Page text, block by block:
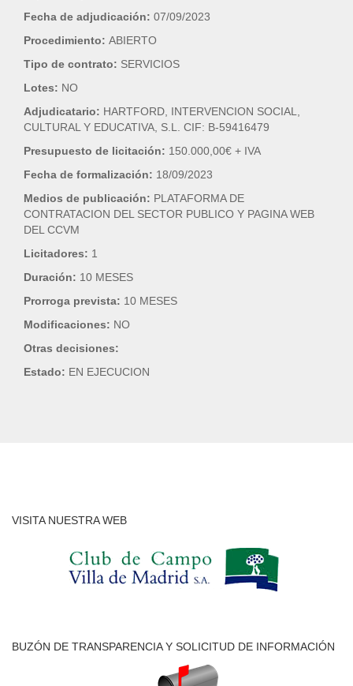
Fecha de adjudicación: 07/09/2023
Procedimiento: ABIERTO
Tipo de contrato: SERVICIOS
Lotes: NO
Adjudicatario: HARTFORD, INTERVENCION SOCIAL,
CULTURAL Y EDUCATIVA, S.L. CIF: B-59416479
Presupuesto de licitación: 150.000,00€ + IVA
Fecha de formalización: 18/09/2023
Medios de publicación: PLATAFORMA DE
CONTRATACION DEL SECTOR PUBLICO Y PAGINA WEB
DEL CCVM
Licitadores: 1
Duración: 10 MESES
Prorroga prevista: 10 MESES
Modificaciones: NO
Otras decisiones:
Estado: EN EJECUCION
VISITA NUESTRA WEB
BUZÓN DE TRANSPARENCIA Y SOLICITUD DE INFORMACIÓN